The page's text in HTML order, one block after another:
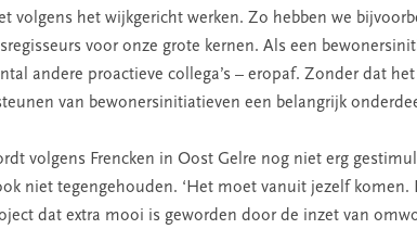
volgens het wijkgericht werken. Zo hebben we
voor onze grote kernen. Als een
andere proactieve collega’s – eropaf. Zonder dat
van bewonersinitiatieven een belangrijk
volgens Frencken in Oost Gelre nog niet erg
niet tegengehouden. ‘Het moet vanuit jezelf komen.
dat extra mooi is geworden door de inzet van
‘Persoonlijk leiderschap